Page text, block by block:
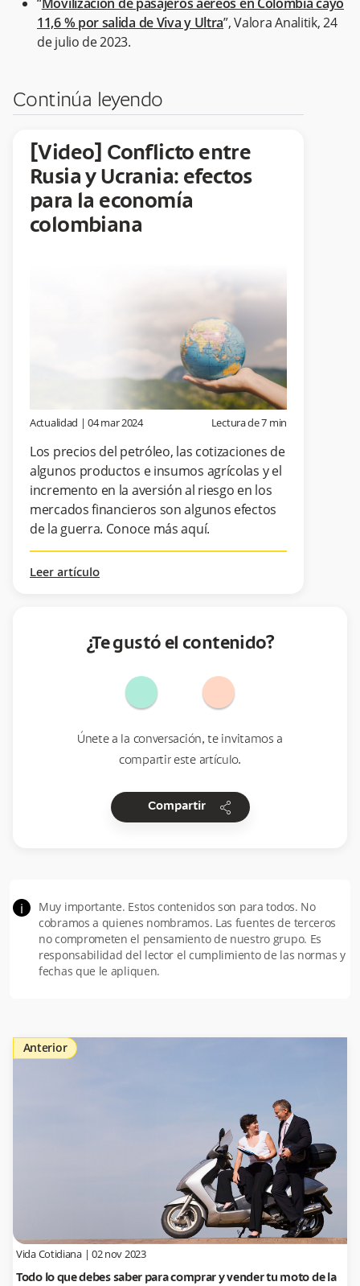
11,6 % por salida de Viva y Ultra”, Valora Analitik, 24
de julio de 2023.
Continúa leyendo
[Video] Conflicto entre
Rusia y Ucrania: efectos
para la economía
colombiana
Actualidad |04 mar 2024 Lectura de7 min
Los precios del petróleo, las cotizaciones de
algunos productos e insumos agrícolas y el
incremento en la aversión al riesgo en los
mercados financieros son algunos efectos
de la guerra. Conoce más aquí.
Leer artículo
¿Te gustó el contenido?
Únete a la conversación, te invitamos a
compartir este artículo.
Compartir share
i
Muy importante. Estos contenidos son para todos. No
cobramos a quienes nombramos. Las fuentes de terceros
no comprometen el pensamiento de nuestro grupo. Es
responsabilidad del lector el cumplimiento de las normas y
fechas que le apliquen.
Anterior
Vida Cotidiana| 02 nov 2023
Todo lo que debes saber para comprar y vender tu moto de la